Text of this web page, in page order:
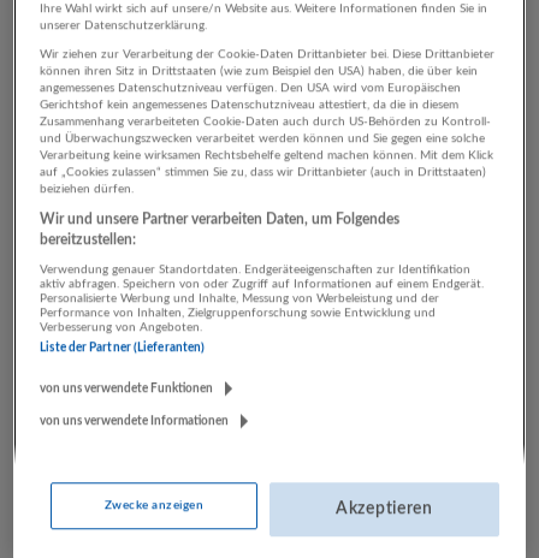
14.07.2026,
Salzburg
Leitung Qualitätsmanagement (m/w/d)
08.07.2026,
Managementberatung GmbH.
Salzburg
Mitarbeiter (m/w/x) im Facility Management | Stadt
01.07.2026,Iro & Partners Personal- und
Managementberatung GmbH.
Gutsverwalter (m/w/d)
Ihre Wahl wirkt sich auf unsere/n Website aus. Weitere Informationen finden Sie in
unserer Datenschutzerklärung.
Wir ziehen zur Verarbeitung der Cookie-Daten Drittanbieter bei. Diese Drittanbieter
können ihren Sitz in Drittstaaten (wie zum Beispiel den USA) haben, die über kein
angemessenes Datenschutzniveau verfügen. Den USA wird vom Europäischen
Gerichtshof kein angemessenes Datenschutzniveau attestiert, da die in diesem
Zusammenhang verarbeiteten Cookie-Daten auch durch US-Behörden zu Kontroll-
und Überwachungszwecken verarbeitet werden können und Sie gegen eine solche
Verarbeitung keine wirksamen Rechtsbehelfe geltend machen können. Mit dem Klick
auf „Cookies zulassen“ stimmen Sie zu, dass wir Drittanbieter (auch in Drittstaaten)
beiziehen dürfen.
Wir und unsere Partner verarbeiten Daten, um Folgendes
bereitzustellen:
Verwendung genauer Standortdaten. Endgeräteeigenschaften zur Identifikation
aktiv abfragen. Speichern von oder Zugriff auf Informationen auf einem Endgerät.
Personalisierte Werbung und Inhalte, Messung von Werbeleistung und der
Performance von Inhalten, Zielgruppenforschung sowie Entwicklung und
Verbesserung von Angeboten.
Liste der Partner (Lieferanten)
von uns verwendete Funktionen
von uns verwendete Informationen
Zwecke anzeigen Akzeptieren